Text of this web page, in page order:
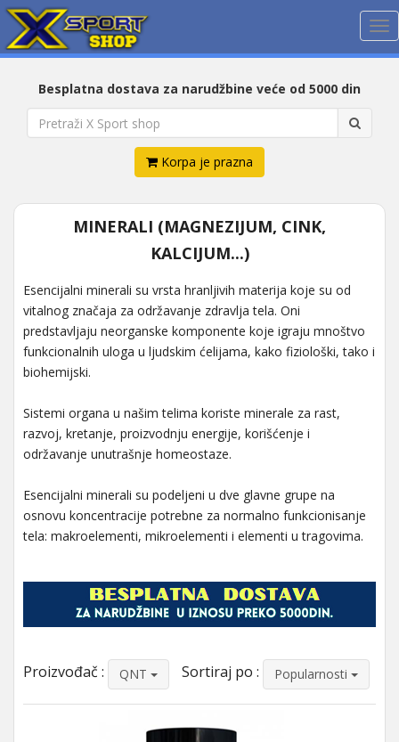
Besplatna dostava za narudžbine veće od 5000 din
Korpa je prazna
MINERALI (MAGNEZIJUM, CINK,
KALCIJUM...)
Esencijalni minerali su vrsta hranljivih materija koje su od
vitalnog značaja za održavanje zdravlja tela. Oni
predstavljaju neorganske komponente koje igraju mnoštvo
funkcionalnih uloga u ljudskim ćelijama, kako fiziološki, tako i
biohemijski.
Sistemi organa u našim telima koriste minerale za rast,
razvoj, kretanje, proizvodnju energije, korišćenje i
održavanje unutrašnje homeostaze.
Esencijalni minerali su podeljeni u dve glavne grupe na
osnovu koncentracije potrebne za normalno funkcionisanje
tela: makroelementi, mikroelementi i elementi u tragovima.
Proizvođač : QNT Sortiraj po : Popularnosti